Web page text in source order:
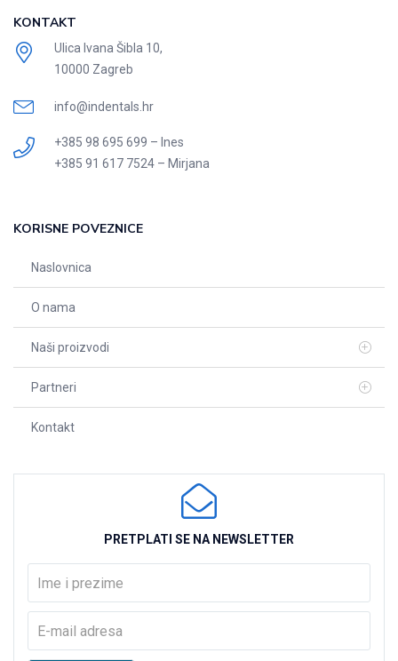
KONTAKT
Ulica Ivana Šibla 10,
10000 Zagreb
info@indentals.hr
+385 98 695 699 – Ines
+385 91 617 7524 – Mirjana
KORISNE POVEZNICE
Naslovnica
O nama
Naši proizvodi
Partneri
Kontakt
PRETPLATI SE NA NEWSLETTER